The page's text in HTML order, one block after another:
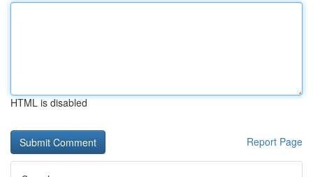
HTML is disabled
Report Page